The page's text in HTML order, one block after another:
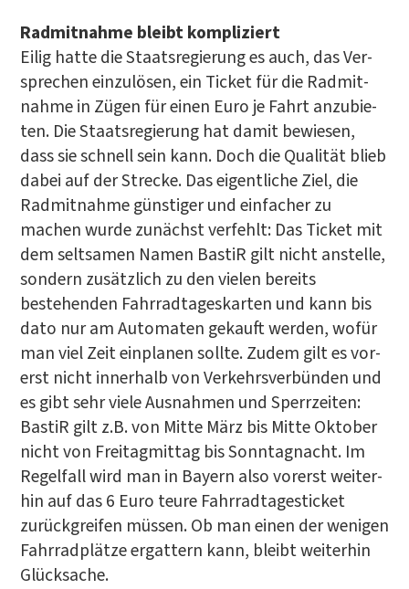
Rad­mit­nah­me bleibt kom­pli­ziert
Eilig hat­te die Staats­re­gie­rung es auch, das Ver­
spre­chen ein­zu­lö­sen, ein Ticket für die Rad­mit­
nah­me in Zügen für einen Euro je Fahrt anzu­bie­
ten. Die Staats­re­gie­rung hat damit bewie­sen,
dass sie schnell sein kann. Doch die Qua­li­tät blieb
dabei auf der Stre­cke. Das eigent­li­che Ziel, die
Rad­mit­nah­me güns­ti­ger und ein­fa­cher zu
machen wur­de zunächst ver­fehlt: Das Ticket mit
dem selt­sa­men Namen Bas­tiR gilt nicht anstel­le,
son­dern zusätz­lich zu den vie­len bereits
bestehen­den Fahr­rad­ta­ges­kar­ten und kann bis
dato nur am Auto­ma­ten gekauft wer­den, wofür
man viel Zeit ein­pla­nen soll­te. Zudem gilt es vor­
erst nicht inner­halb von Ver­kehrs­ver­bün­den und
es gibt sehr vie­le Aus­nah­men und Sperr­zei­ten:
Bas­tiR gilt z.B. von Mit­te März bis Mit­te Okto­ber
nicht von Frei­tag­mit­tag bis Sonn­tag­nacht. Im
Regel­fall wird man in Bay­ern also vor­erst wei­ter­
hin auf das 6 Euro teu­re Fahr­rad­ta­ges­ti­cket
zurück­grei­fen müs­sen. Ob man einen der weni­gen
Fahr­rad­plät­ze ergat­tern kann, bleibt wei­ter­hin
Glücksache.